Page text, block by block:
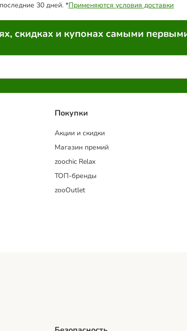
30 дней. *Применяются условия доставки
скидках и купонах самыми
Покупки
Акции и скидки
Магазин премий
zoochic Relax
ТОП-бренды
zooOutlet